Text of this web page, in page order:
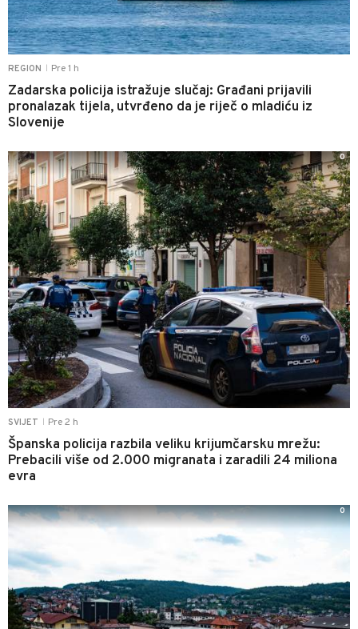
REGION Pre 1 h
Zadarska policija istražuje slučaj: Građani prijavili
pronalazak tijela, utvrđeno da je riječ o mladiću iz
Slovenije
SVIJET Pre 2 h
Španska policija razbila veliku krijumčarsku mrežu:
Prebacili više od 2.000 migranata i zaradili 24 miliona
evra
0
0